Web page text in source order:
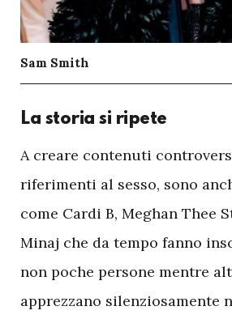
Sam Smith
La storia si ripete
Acreare contenuti
riferimenti al sesso, sono
come Cardi B, Meghan Thee
Minaj che da tempo fanno
non poche persone mentre
apprezzano silenziosamente